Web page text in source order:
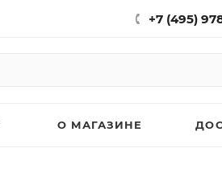
+7 (495)
О МАГАЗИНЕ